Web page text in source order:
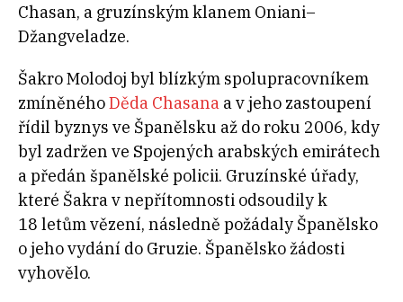
Chasan, a gruzínským klanem Oniani–
Džangveladze.
Šakro Molodoj byl blízkým spolupracovníkem
zmíněnéhoDěda Chasana a v jeho zastoupení
řídil byznys ve Španělsku až do roku 2006, kdy
byl zadržen ve Spojených arabských emirátech
a předán španělské policii. Gruzínské úřady,
které Šakra v nepřítomnosti odsoudily k
18 letům vězení, následně požádaly Španělsko
o jeho vydání do Gruzie. Španělsko žádosti
vyhovělo.